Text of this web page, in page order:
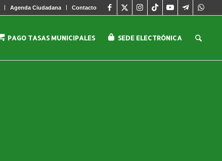
Agenda Ciudadana Contacto
PAGO TASAS MUNICIPALES SEDE ELECTRÓNICA